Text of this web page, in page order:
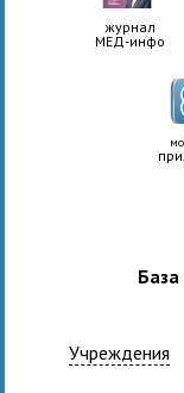
журнал
МЕД-инфо
Учреждения